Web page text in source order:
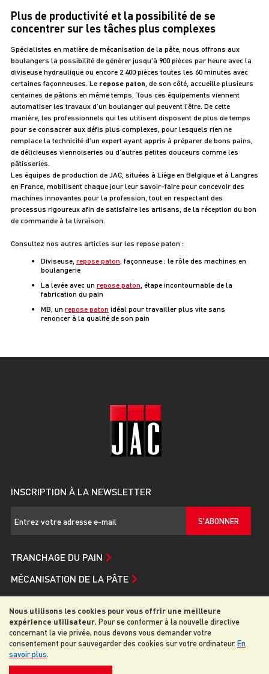
Nous utilisons les cookies pour vous offrir une meilleure
expérience utilisateur. Pour se conformer à la nouvelle directive
concernant la vie privée, nous devons vous demander votre
consentement pour sauvegarder des cookies sur votre ordinateur.En
savoir plus.
Plus de productivité et la possibilité de se
concentrer sur les tâches plus complexes
Spécialistes en matière de mécanisation de la pâte, nous offrons aux
boulangers la possibilité de générer jusqu’à 900 pièces par heure avec la
diviseuse hydraulique ou encore 2 400 pièces toutes les 60 minutes avec
certaines façonneuses. Le repose paton , de son côté, accueille plusieurs
centaines de pâtons en même temps. Tous ces équipements viennent
automatiser les travaux d’un boulanger qui peuvent l’être. De cette
manière, les professionnels qui les utilisent disposent de plus de temps
pour se consacrer aux défis plus complexes, pour lesquels rien ne
remplace la technicité d’un expert ayant appris à préparer de bons pains,
de délicieuses viennoiseries ou d’autres petites douceurs comme les
pâtisseries.
Les équipes de production de JAC, situées à Liège en Belgique et à Langres
en France, mobilisent chaque jour leur savoir-faire pour concevoir des
machines innovantes pour la profession, tout en respectant des
processus rigoureux afin de satisfaire les artisans, de la réception du bon
de commande à la livraison.
Consultez nos autres articles sur les repose paton :
Diviseuse, repose paton , façonneuse : le rôle des machines en
boulangerie
La levée avec un repose paton , étape incontournable de la
fabrication du pain
MB, un repose paton idéal pour travailler plus vite sans
renoncer à la qualité de son pain
INSCRIPTION À LA NEWSLETTER
S'ABONNER
TRANCHAGE DU PAIN
MÉCANISATION DE LA PÂTE
SERVICE ET ASSISTANCE
JAC